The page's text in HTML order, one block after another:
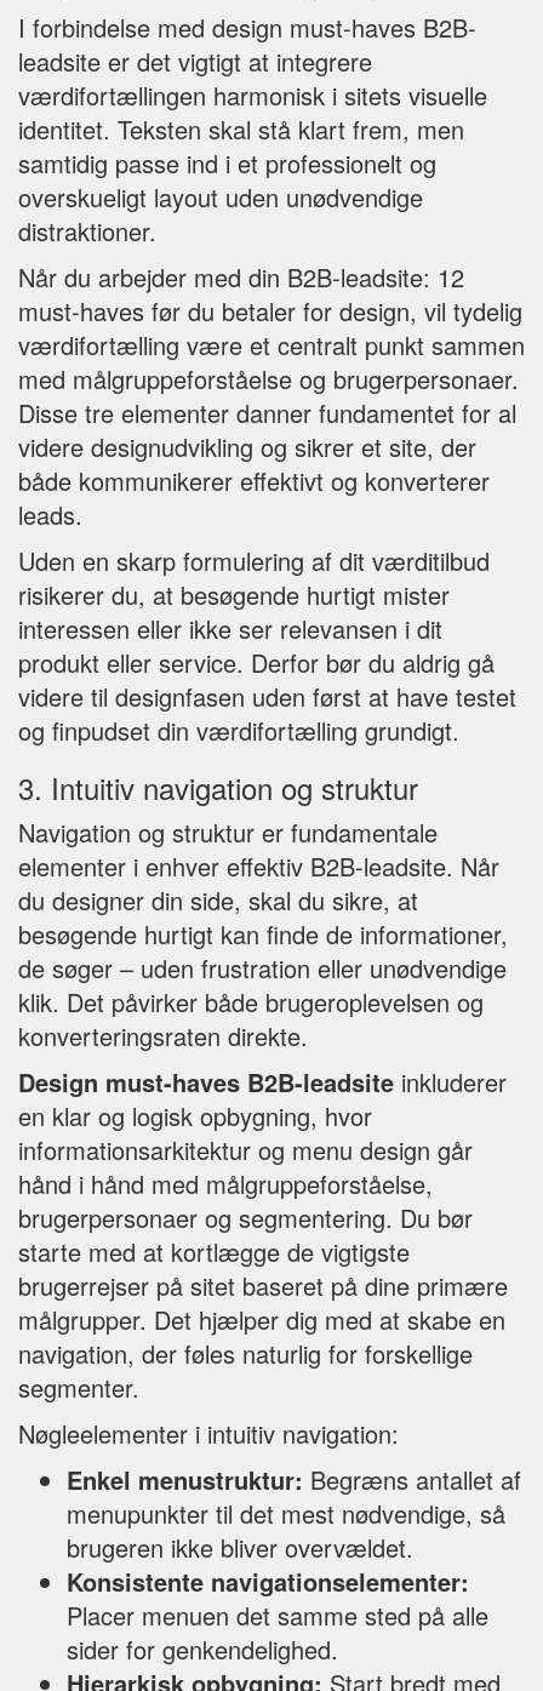
I forbindelse med design must-haves B2B-
leadsite er det vigtigt at integrere
værdifortællingen harmonisk i sitets visuelle
identitet. Teksten skal stå klart frem, men
samtidig passe ind i et professionelt og
overskueligt layout uden unødvendige
distraktioner.
Når du arbejder med din B2B-leadsite: 12
must-haves før du betaler for design, vil tydelig
værdifortælling være et centralt punkt sammen
med målgruppeforståelse og brugerpersonaer.
Disse tre elementer danner fundamentet for al
videre designudvikling og sikrer et site, der
både kommunikerer effektivt og konverterer
leads.
Uden en skarp formulering af dit værditilbud
risikerer du, at besøgende hurtigt mister
interessen eller ikke ser relevansen i dit
produkt eller service. Derfor bør du aldrig gå
videre til designfasen uden først at have testet
og finpudset din værdifortælling grundigt.
3. Intuitiv navigation og struktur
Navigation og struktur er fundamentale
elementer i enhver effektiv B2B-leadsite. Når
du designer din side, skal du sikre, at
besøgende hurtigt kan finde de informationer,
de søger – uden frustration eller unødvendige
klik. Det påvirker både brugeroplevelsen og
konverteringsraten direkte.
Design must-haves B2B-leadsite inkluderer
en klar og logisk opbygning, hvor
informationsarkitektur og menu design går
hånd i hånd med målgruppeforståelse,
brugerpersonaer og segmentering. Du bør
starte med at kortlægge de vigtigste
brugerrejser på sitet baseret på dine primære
målgrupper. Det hjælper dig med at skabe en
navigation, der føles naturlig for forskellige
segmenter.
Nøgleelementer i intuitiv navigation:
Enkel menustruktur: Begræns antallet af
menupunkter til det mest nødvendige, så
brugeren ikke bliver overvældet.
Konsistente navigationselementer:
Placer menuen det samme sted på alle
sider for genkendelighed.
Hierarkisk opbygning: Start bredt med